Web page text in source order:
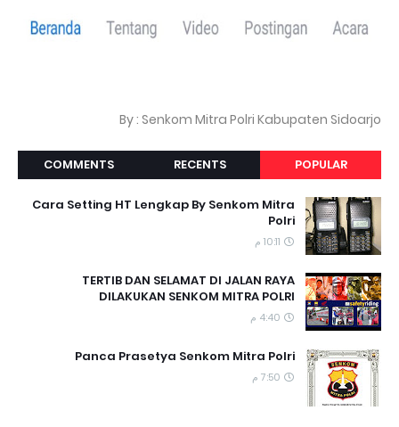
By : Senkom Mitra Polri Kabupaten Sidoarjo
POPULAR
RECENTS
COMMENTS
Cara Setting HT Lengkap By Senkom Mitra
Polri
10:11 م
TERTIB DAN SELAMAT DI JALAN RAYA
DILAKUKAN SENKOM MITRA POLRI
4:40 م
Panca Prasetya Senkom Mitra Polri
7:50 م